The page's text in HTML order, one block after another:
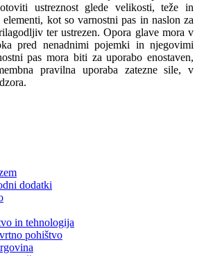
ustreznost glede velikosti, teže in
elementi, kot so varnostni pas in naslon za
ter ustrezen. Opora glave mora v
pred nenadnimi pojemki in njegovimi
pas mora biti za uporabo enostaven,
pravilna uporaba zatezne sile, v
dodatki
in tehnologija
pohištvo